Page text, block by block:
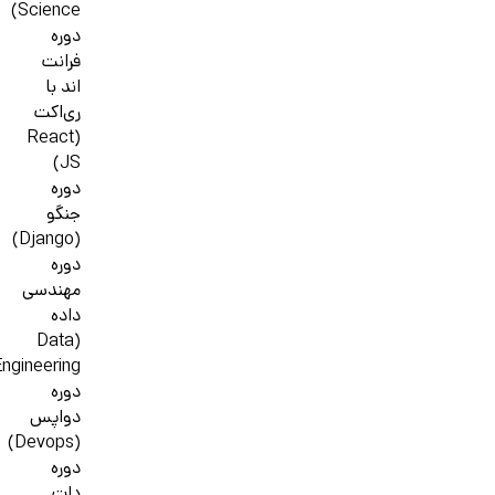
Science)
دوره
فرانت
اند با
ری‌اکت
(React
JS)
دوره
جنگو
(Django)
دوره
مهندسی
داده
(Data
دوره
دواپس
(Devops)
دوره